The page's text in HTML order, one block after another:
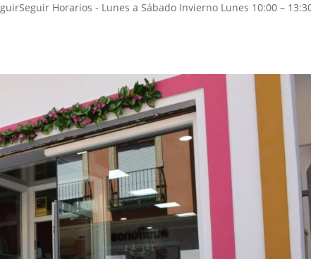
Horarios - Lunes a Sábado Invierno Lunes 10:00 –